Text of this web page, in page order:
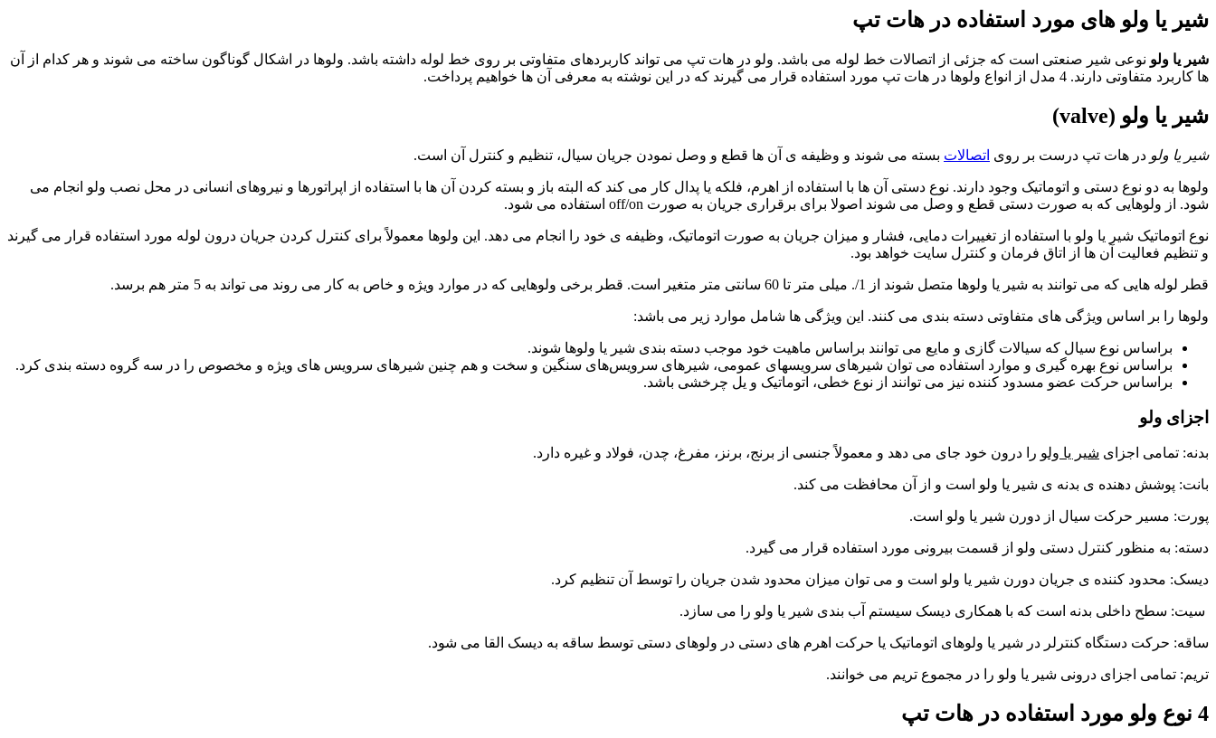
شیر یا ولو های مورد استفاده در هات تپ
شیر یا ولو نوعی شیر صنعتی است که جزئی از اتصالات خط لوله می باشد. ولو در هات تپ می تواند کاربردهای متفاوتی بر روی خط لوله داشته باشد. ولوها در اشکال گوناگون ساخته می شوند و هر کدام از آن
ها کاربرد متفاوتی دارند. 4 مدل از انواع ولوها در هات تپ مورد استفاده قرار می گیرند که در این نوشته به معرفی آن ها خواهیم پرداخت.
شیر یا ولو (valve)
شیر یا ولو در هات تپ درست بر روی اتصالات بسته می شوند و وظیفه ی آن ها قطع و وصل نمودن جریان سیال، تنظیم و کنترل آن است.
ولوها به دو نوع دستی و اتوماتیک وجود دارند. نوع دستی آن ها با استفاده از اهرم، فلکه یا پدال کار می کند که البته باز و بسته کردن آن ها با استفاده از اپراتورها و نیروهای انسانی در محل نصب ولو انجام می
شود. از ولوهایی که به صورت دستی قطع و وصل می شوند اصولا برای برقراری جریان به صورت off/on استفاده می شود.
نوع اتوماتیک شیر یا ولو با استفاده از تغییرات دمایی، فشار و میزان جریان به صورت اتوماتیک، وظیفه ی خود را انجام می دهد. این ولوها معمولاً برای کنترل کردن جریان درون لوله مورد استفاده قرار می گیرند
و تنظیم فعالیت آن ها از اتاق فرمان و کنترل سایت خواهد بود.
قطر لوله هایی که می توانند به شیر یا ولوها متصل شوند از 1/. میلی متر تا 60 سانتی متر متغیر است. قطر برخی ولوهایی که در موارد ویژه و خاص به کار می روند می تواند به 5 متر هم برسد.
ولوها را بر اساس ویژگی های متفاوتی دسته بندی می کنند. این ویژگی ها شامل موارد زیر می باشد:
براساس نوع سیال که سیالات گازی و مایع می توانند براساس ماهیت خود موجب دسته بندی شیر یا ولوها شوند.
براساس نوع بهره گیری و موارد استفاده می توان شیرهای سرویسهای عمومی، شیرهای سرویس‌های سنگین و سخت و هم چنین شیرهای سرویس های ویژه و مخصوص را در سه گروه دسته بندی کرد.
براساس حرکت عضو مسدود کننده نیز می توانند از نوع خطی، اتوماتیک و یل چرخشی باشد.
اجزای ولو
بدنه: تمامی اجزای شیر یا ولو را درون خود جای می دهد و معمولاً جنسی از برنج، برنز، مفرغ، چدن، فولاد و غیره دارد.
بانت: پوشش دهنده ی بدنه ی شیر یا ولو است و از آن محافظت می کند.
پورت: مسیر حرکت سیال از دورن شیر یا ولو است.
دسته: به منظور کنترل دستی ولو از قسمت بیرونی مورد استفاده قرار می گیرد.
دیسک: محدود کننده ی جریان دورن شیر یا ولو است و می توان میزان محدود شدن جریان را توسط آن تنظیم کرد.
سیت: سطح داخلی بدنه است که با همکاری دیسک سیستم آب بندی شیر یا ولو را می سازد.
ساقه: حرکت دستگاه کنترلر در شیر یا ولوهای اتوماتیک یا حرکت اهرم های دستی در ولوهای دستی توسط ساقه به دیسک القا می شود.
تریم: تمامی اجزای درونی شیر یا ولو را در مجموع تریم می خوانند.
4 نوع ولو مورد استفاده در هات تپ